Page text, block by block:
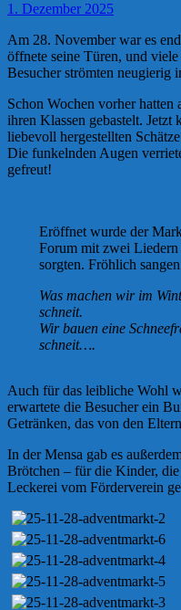
1. Dezember 2025
Am 28. November war es
öffnete seine Türen, und
Besucher strömten neugierig
Schon Wochen vorher
ihren Klassen gebastelt. Jetzt
liebevoll hergestellten
Die funkelnden Augen
gefreut!
Eröffnet wurde der
Forum mit zwei
sorgten. Fröhlich
Was machen wir im
schneit.
Wir bauen eine
schneit….
Auch für das leibliche Wohl
erwartete die Besucher ein
Getränken, das von den
In der Mensa gab es
Brötchen – für die Kinder,
Leckerei vom Förderverein